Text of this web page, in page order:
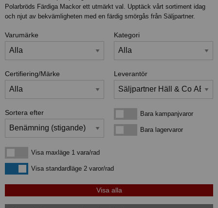
Polarbröds Färdiga Mackor ett utmärkt val. Upptäck vårt sortiment idag
och njut av bekvämligheten med en färdig smörgås från Säljpartner.
Varumärke Kategori
Certifiering/Märke Leverantör
Sortera efter Bara kampanjvarorBara kampanjvaror
Bara lagervarorBara lagervaror
Visa maxläge 1 vara/rad
Visa maxläge 1 vara/rad
Visa standardlägeVisa standardläge 2 varor/rad